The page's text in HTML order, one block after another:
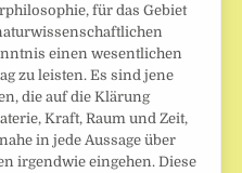
für das Gebiet
einen wesentlichen
zu leisten. Es sind jene
die auf die Klärung
Kraft, Raum und Zeit,
in jede Aussage über
irgendwie eingehen. Diese